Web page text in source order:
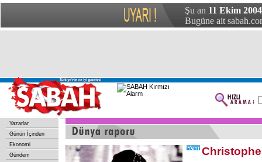
Şu an 11 Ekim
Bugüne ait
Yazarlar
Günün İçinden
Ekonomi
Gündem